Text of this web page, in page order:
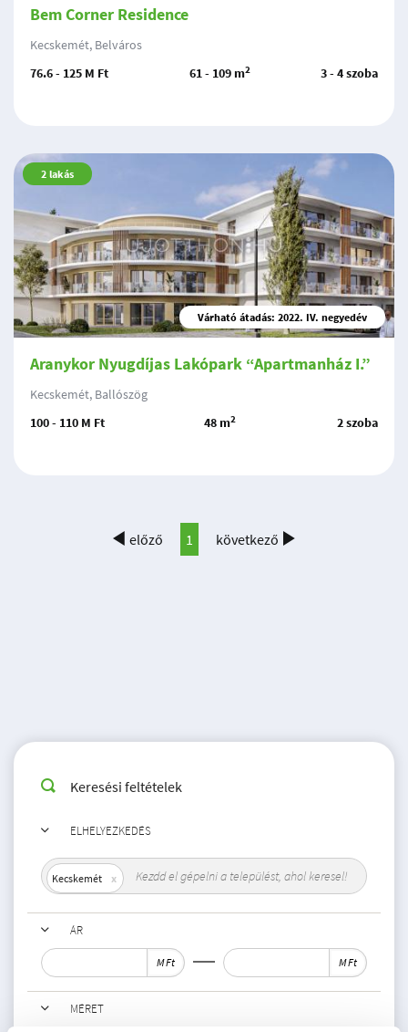
Bem Corner Residence
Kecskemét, Belváros
76.6 - 125 M Ft
61 - 109 m2 3 - 4 szoba
2 lakás
Várható átadás: 2022. IV. negyedév
Aranykor Nyugdíjas Lakópark “Apartmanház I.”
Kecskemét, Ballószög
100 - 110 M Ft
48 m2 2 szoba
előző 1 következő
Keresési feltételek
ELHELYEZKEDÉS
Kecskemét
ÁR
M Ft M Ft
MÉRET